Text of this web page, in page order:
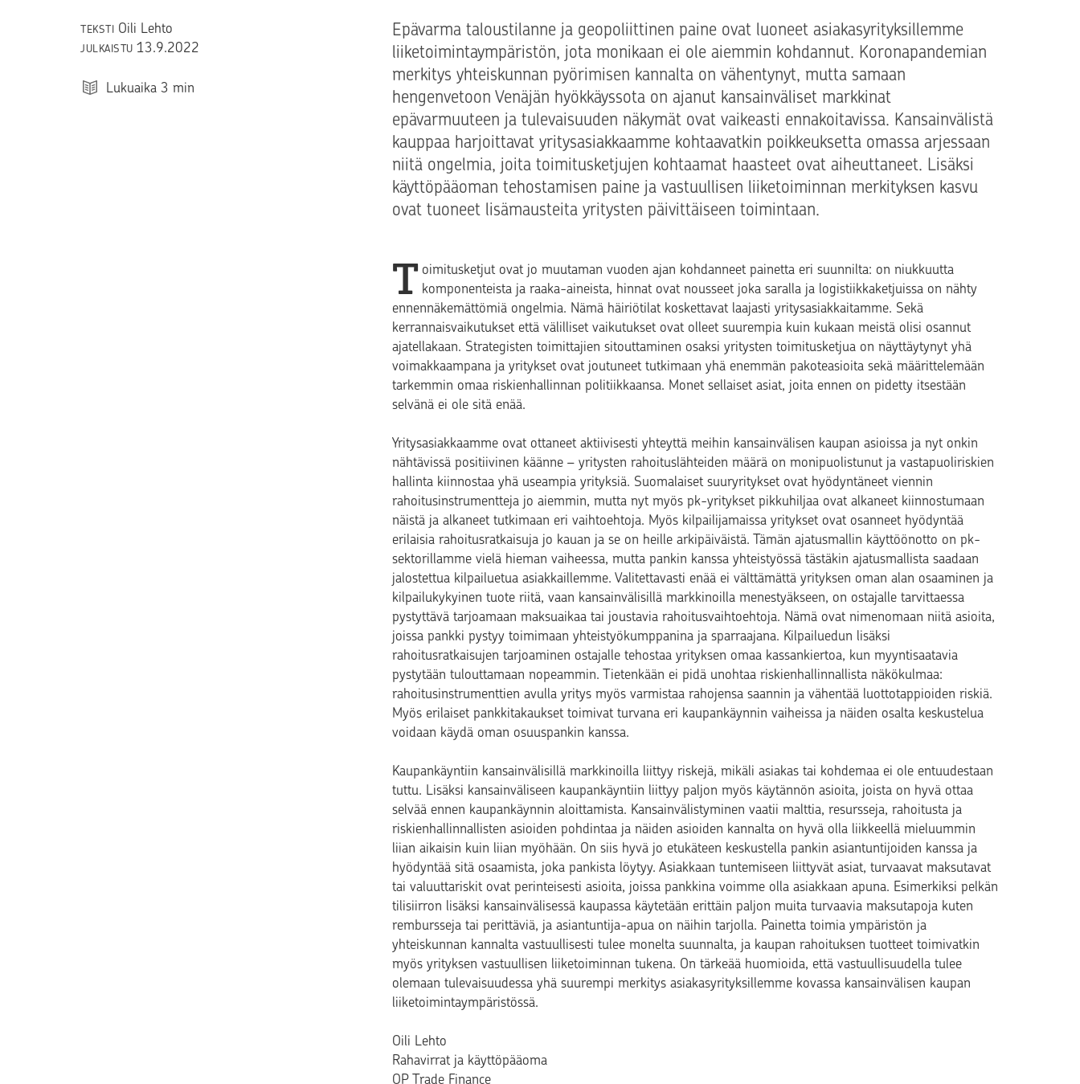
TEKSTI Oili Lehto
JULKAISTU 13.9.2022
Lukuaika 3 min
Epävarma taloustilanne ja geopoliittinen paine ovat luoneet asiakasyrityksillemme
liiketoimintaympäristön, jota monikaan ei ole aiemmin kohdannut. Koronapandemian
merkitys yhteiskunnan pyörimisen kannalta on vähentynyt, mutta samaan
hengenvetoon Venäjän hyökkäyssota on ajanut kansainväliset markkinat
epävarmuuteen ja tulevaisuuden näkymät ovat vaikeasti ennakoitavissa. Kansainvälistä
kauppaa harjoittavat yritysasiakkaamme kohtaavatkin poikkeuksetta omassa arjessaan
niitä ongelmia, joita toimitusketjujen kohtaamat haasteet ovat aiheuttaneet. Lisäksi
käyttöpääoman tehostamisen paine ja vastuullisen liiketoiminnan merkityksen kasvu
ovat tuoneet lisämausteita yritysten päivittäiseen toimintaan.
T oimitusketjut ovat jo muutaman vuoden ajan kohdanneet painetta eri suunnilta: on niukkuutta
komponenteista ja raaka-aineista, hinnat ovat nousseet joka saralla ja logistiikkaketjuissa on nähty
ennennäkemättömiä ongelmia. Nämä häiriötilat koskettavat laajasti yritysasiakkaitamme. Sekä
kerrannaisvaikutukset että välilliset vaikutukset ovat olleet suurempia kuin kukaan meistä olisi osannut
ajatellakaan. Strategisten toimittajien sitouttaminen osaksi yritysten toimitusketjua on näyttäytynyt yhä
voimakkaampana ja yritykset ovat joutuneet tutkimaan yhä enemmän pakoteasioita sekä määrittelemään
tarkemmin omaa riskienhallinnan politiikkaansa. Monet sellaiset asiat, joita ennen on pidetty itsestään
selvänä ei ole sitä enää.
Yritysasiakkaamme ovat ottaneet aktiivisesti yhteyttä meihin kansainvälisen kaupan asioissa ja nyt onkin
nähtävissä positiivinen käänne – yritysten rahoituslähteiden määrä on monipuolistunut ja vastapuoliriskien
hallinta kiinnostaa yhä useampia yrityksiä. Suomalaiset suuryritykset ovat hyödyntäneet viennin
rahoitusinstrumentteja jo aiemmin, mutta nyt myös pk-yritykset pikkuhiljaa ovat alkaneet kiinnostumaan
näistä ja alkaneet tutkimaan eri vaihtoehtoja. Myös kilpailijamaissa yritykset ovat osanneet hyödyntää
erilaisia rahoitusratkaisuja jo kauan ja se on heille arkipäiväistä. Tämän ajatusmallin käyttöönotto on pk-
sektorillamme vielä hieman vaiheessa, mutta pankin kanssa yhteistyössä tästäkin ajatusmallista saadaan
jalostettua kilpailuetua asiakkaillemme. Valitettavasti enää ei välttämättä yrityksen oman alan osaaminen ja
kilpailukykyinen tuote riitä, vaan kansainvälisillä markkinoilla menestyäkseen, on ostajalle tarvittaessa
pystyttävä tarjoamaan maksuaikaa tai joustavia rahoitusvaihtoehtoja. Nämä ovat nimenomaan niitä asioita,
joissa pankki pystyy toimimaan yhteistyökumppanina ja sparraajana. Kilpailuedun lisäksi
rahoitusratkaisujen tarjoaminen ostajalle tehostaa yrityksen omaa kassankiertoa, kun myyntisaatavia
pystytään tulouttamaan nopeammin. Tietenkään ei pidä unohtaa riskienhallinnallista näkökulmaa:
rahoitusinstrumenttien avulla yritys myös varmistaa rahojensa saannin ja vähentää luottotappioiden riskiä.
Myös erilaiset pankkitakaukset toimivat turvana eri kaupankäynnin vaiheissa ja näiden osalta keskustelua
voidaan käydä oman osuuspankin kanssa.
Kaupankäyntiin kansainvälisillä markkinoilla liittyy riskejä, mikäli asiakas tai kohdemaa ei ole entuudestaan
tuttu. Lisäksi kansainväliseen kaupankäyntiin liittyy paljon myös käytännön asioita, joista on hyvä ottaa
selvää ennen kaupankäynnin aloittamista. Kansainvälistyminen vaatii malttia, resursseja, rahoitusta ja
riskienhallinnallisten asioiden pohdintaa ja näiden asioiden kannalta on hyvä olla liikkeellä mieluummin
liian aikaisin kuin liian myöhään. On siis hyvä jo etukäteen keskustella pankin asiantuntijoiden kanssa ja
hyödyntää sitä osaamista, joka pankista löytyy. Asiakkaan tuntemiseen liittyvät asiat, turvaavat maksutavat
tai valuuttariskit ovat perinteisesti asioita, joissa pankkina voimme olla asiakkaan apuna. Esimerkiksi pelkän
tilisiirron lisäksi kansainvälisessä kaupassa käytetään erittäin paljon muita turvaavia maksutapoja kuten
rembursseja tai perittäviä, ja asiantuntija-apua on näihin tarjolla. Painetta toimia ympäristön ja
yhteiskunnan kannalta vastuullisesti tulee monelta suunnalta, ja kaupan rahoituksen tuotteet toimivatkin
myös yrityksen vastuullisen liiketoiminnan tukena. On tärkeää huomioida, että vastuullisuudella tulee
olemaan tulevaisuudessa yhä suurempi merkitys asiakasyrityksillemme kovassa kansainvälisen kaupan
liiketoimintaympäristössä.
Oili Lehto
Rahavirrat ja käyttöpääoma
OP Trade Finance